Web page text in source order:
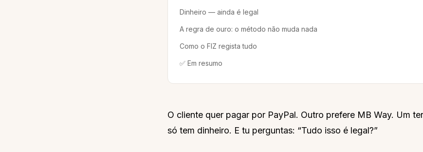
Dinheiro — ainda é legal
A regra de ouro: o método não muda nada
Como o FIZ regista tudo
✅ Em resumo
O cliente quer pagar por PayPal. Outro prefere MB Way. Um
só tem dinheiro. E tu perguntas: “Tudo isso é legal?”